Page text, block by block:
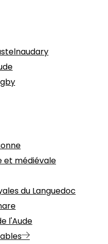
et médiévale
du Languedoc
l'Aude